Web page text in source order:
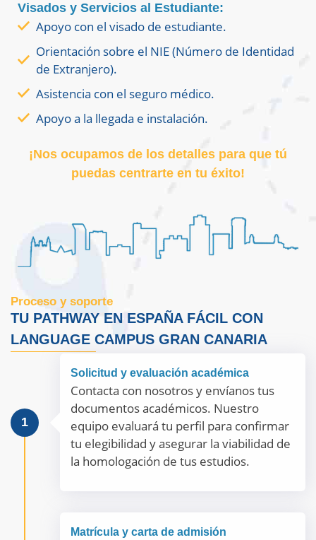
Proceso y soporte
TU PATHWAY EN ESPAÑA FÁCIL CON
LANGUAGE CAMPUS GRAN CANARIA
Solicitud y evaluación académica
Contacta con nosotros y envíanos tus
documentos académicos. Nuestro
equipo evaluará tu perfil para confirmar
tu elegibilidad y asegurar la viabilidad de
la homologación de tus estudios.
1
Matrícula y carta de admisión
Visados y Servicios al Estudiante:
Apoyo con el visado de estudiante.
Orientación sobre el NIE (Número de Identidad
de Extranjero).
Asistencia con el seguro médico.
Apoyo a la llegada e instalación.
¡Nos ocupamos de los detalles para que tú
puedas centrarte en tu éxito!